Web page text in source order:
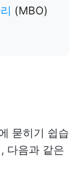
(MBO)
묻히기 쉽습
다음과 같은